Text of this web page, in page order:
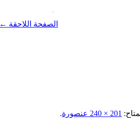
201 × 240 عنصورة .
الصفحة اللاحقة ←